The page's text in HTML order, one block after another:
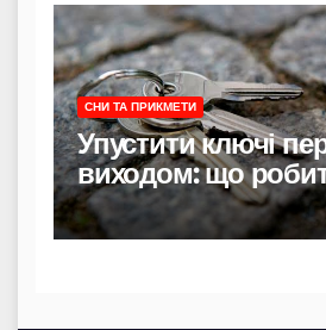
СНИ ТА ПРИКМЕТИ
Упустити ключі
виходом: що
уникнути